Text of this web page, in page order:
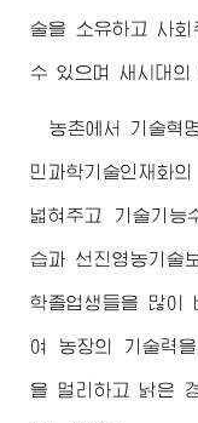
술을 소유하고 사
수 있으며 새시대의
농촌에서 기술혁
민과학기술인재화
넓혀주고 기술기능
습과 선진영농기술
학졸업생들을 많이
여 농장의 기술력
을 멀리하고 낡은